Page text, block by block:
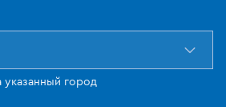
указанный город